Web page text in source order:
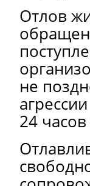
Отлов
не
24